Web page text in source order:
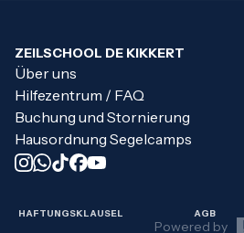
ZEILSCHOOL DE KIKKERT
Über uns
Hilfezentrum / FAQ
Buchung und Stornierung
Hausordnung Segelcamps
HAFTUNGSKLAUSEL AGB
Powered by